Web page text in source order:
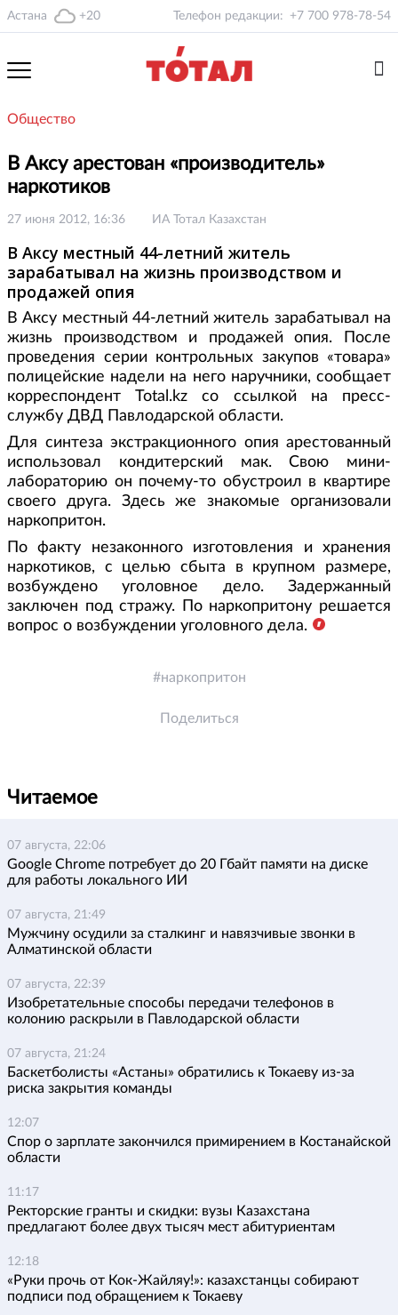
Астана +20 Телефон редакции: +7 700 978-78-54
Общество
В Аксу арестован «производитель»
наркотиков
27 июня 2012, 16:36 ИА Тотал Казахстан
В Аксу местный 44-летний житель
зарабатывал на жизнь производством и
продажей опия
В Аксу местный 44-летний житель зарабатывал на
жизнь производством и продажей опия. После
проведения серии контрольных закупов «товара»
полицейские надели на него наручники, сообщает
корреспондент Total.kz cо ссылкой на пресс-
службу ДВД Павлодарской области.
Для синтеза экстракционного опия арестованный
использовал кондитерский мак. Свою мини-
лабораторию он почему-то обустроил в квартире
своего друга. Здесь же знакомые организовали
наркопритон.
По факту незаконного изготовления и хранения
наркотиков, с целью сбыта в крупном размере,
возбуждено уголовное дело. Задержанный
заключен под стражу. По наркопритону решается
вопрос о возбуждении уголовного дела.
наркопритон
Поделиться
Читаемое
07 августа, 22:06
Google Chrome потребует до 20 Гбайт памяти на диске
для работы локального ИИ
07 августа, 21:49
Мужчину осудили за сталкинг и навязчивые звонки в
Алматинской области
07 августа, 22:39
Изобретательные способы передачи телефонов в
колонию раскрыли в Павлодарской области
07 августа, 21:24
Баскетболисты «Астаны» обратились к Токаеву из-за
риска закрытия команды
12:07
Спор о зарплате закончился примирением в Костанайской
области
11:17
Ректорские гранты и скидки: вузы Казахстана
предлагают более двух тысяч мест абитуриентам
12:18
«Руки прочь от Кок-Жайляу!»: казахстанцы собирают
подписи под обращением к Токаеву